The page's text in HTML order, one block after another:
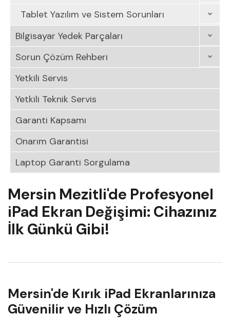
Tablet Yazılım ve Sistem Sorunları
Bilgisayar Yedek Parçaları
Sorun Çözüm Rehberi
Yetkili Servis
Yetkili Teknik Servis
Garanti Kapsamı
Onarım Garantisi
Laptop Garanti Sorgulama
Mersin Mezitli'de Profesyonel
iPad Ekran Değişimi: Cihazınız
İlk Günkü Gibi!
Mersin'de Kırık iPad Ekranlarınıza
Güvenilir ve Hızlı Çözüm